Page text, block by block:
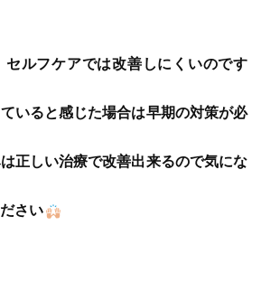
セルフケアでは改善しにくいのです
いると感じた場合は早期の対策が必
正しい治療で改善出来るので気にな
さい